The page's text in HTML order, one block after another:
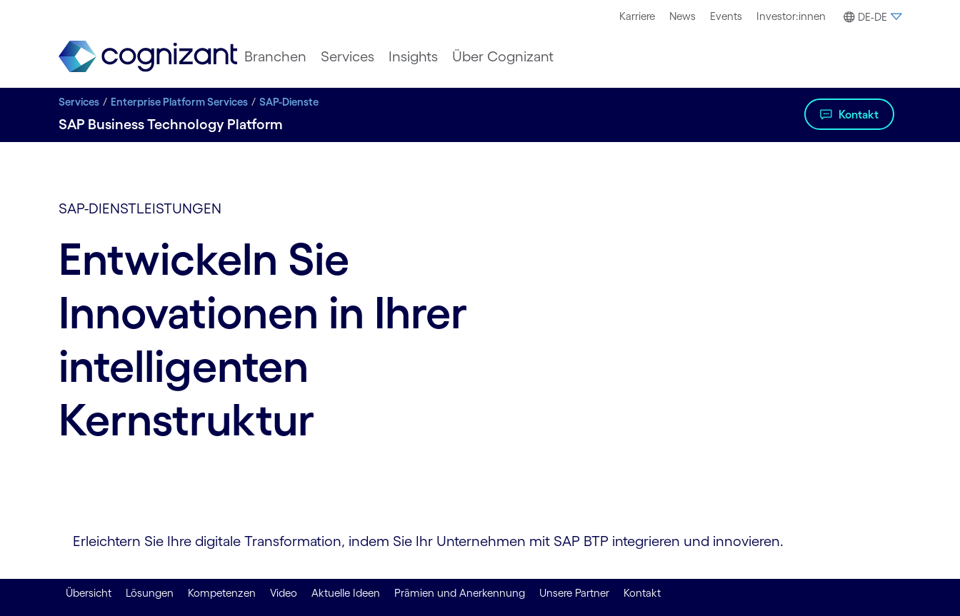
Karriere News Events Investor:innen DE-DE
Branchen Services Insights Über Cognizant
Services Enterprise Platform Services SAP-Dienste
SAP Business Technology Platform
Kontakt
SAP-DIENSTLEISTUNGEN
Entwickeln Sie
Innovationen in Ihrer
intelligenten
Kernstruktur
Erleichtern Sie Ihre digitale Transformation, indem Sie Ihr Unternehmen mit SAP BTP integrieren und innovieren.
Übersicht Lösungen Kompetenzen Video Aktuelle Ideen Prämien und Anerkennung Unsere Partner Kontakt